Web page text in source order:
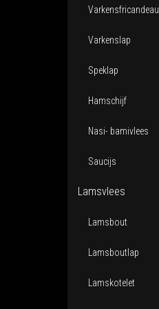
Varkensfricandeau
Varkenslap
Speklap
Hamschijf
Nasi- bamivlees
Saucijs
Lamsvlees
Lamsbout
Lamsboutlap
Lamskotelet